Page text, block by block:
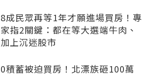
8成民眾再等1年才願進場買房！專
家指2關鍵：都在等大選端牛肉、
加上沉迷股市
0積蓄被迫買房！北漂族砸100萬